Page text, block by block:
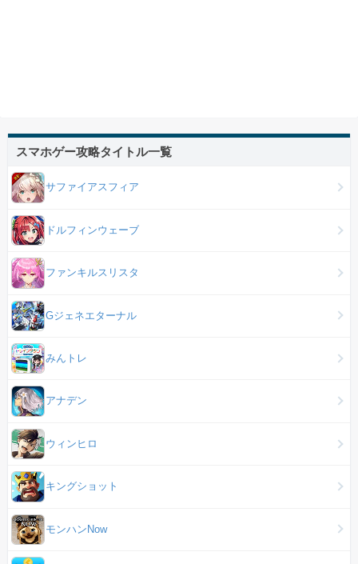
スマホゲー攻略タイトル一覧
サファイアスフィア
ドルフィンウェーブ
ファンキルスリスタ
Gジェネエターナル
みんトレ
アナデン
ウィンヒロ
キングショット
モンハンNow